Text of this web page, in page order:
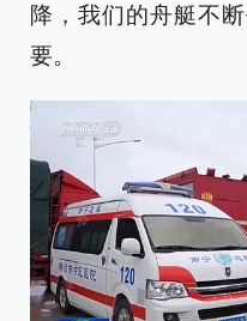
降，我们的舟艇不
要。